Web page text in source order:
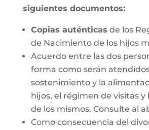
siguientes documentos:
Copias auténticas de los
de Nacimiento de los hijos
Acuerdo entre las dos
forma como serán
sostenimiento y la
hijos, el régimen de visitas y
de los mismos. Consulte al
Como consecuencia del